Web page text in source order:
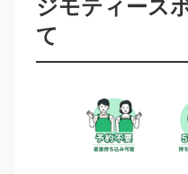
ジモティース
て